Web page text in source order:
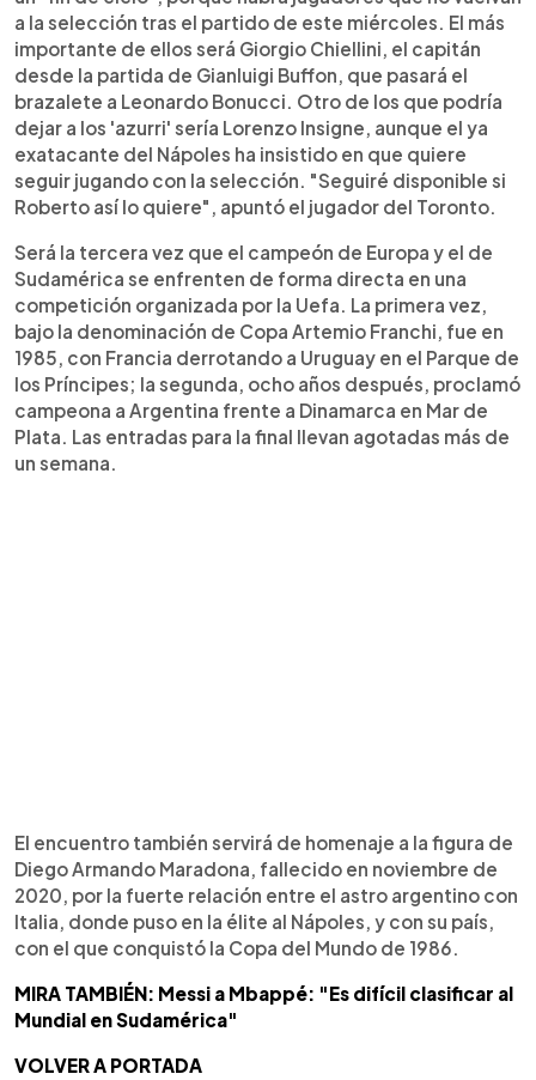
a la selección tras el partido de este miércoles. El más
importante de ellos será Giorgio Chiellini, el capitán
desde la partida de Gianluigi Buffon, que pasará el
brazalete a Leonardo Bonucci. Otro de los que podría
dejar a los 'azurri' sería Lorenzo Insigne, aunque el ya
exatacante del Nápoles ha insistido en que quiere
seguir jugando con la selección. "Seguiré disponible si
Roberto así lo quiere", apuntó el jugador del Toronto.
Será la tercera vez que el campeón de Europa y el de
Sudamérica se enfrenten de forma directa en una
competición organizada por la Uefa. La primera vez,
bajo la denominación de Copa Artemio Franchi, fue en
1985, con Francia derrotando a Uruguay en el Parque de
los Príncipes; la segunda, ocho años después, proclamó
campeona a Argentina frente a Dinamarca en Mar de
Plata. Las entradas para la final llevan agotadas más de
un semana.
El encuentro también servirá de homenaje a la figura de
Diego Armando Maradona, fallecido en noviembre de
2020, por la fuerte relación entre el astro argentino con
Italia, donde puso en la élite al Nápoles, y con su país,
con el que conquistó la Copa del Mundo de 1986.
MIRA TAMBIÉN: Messi a Mbappé: "Es difícil clasificar al
Mundial en Sudamérica"
VOLVER A PORTADA